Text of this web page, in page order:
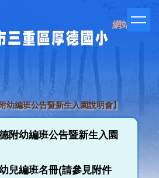
網站管理
幼編班公告暨新生入園說明會】
附幼編班公告暨新生入園
兒編班名冊(請參見附件